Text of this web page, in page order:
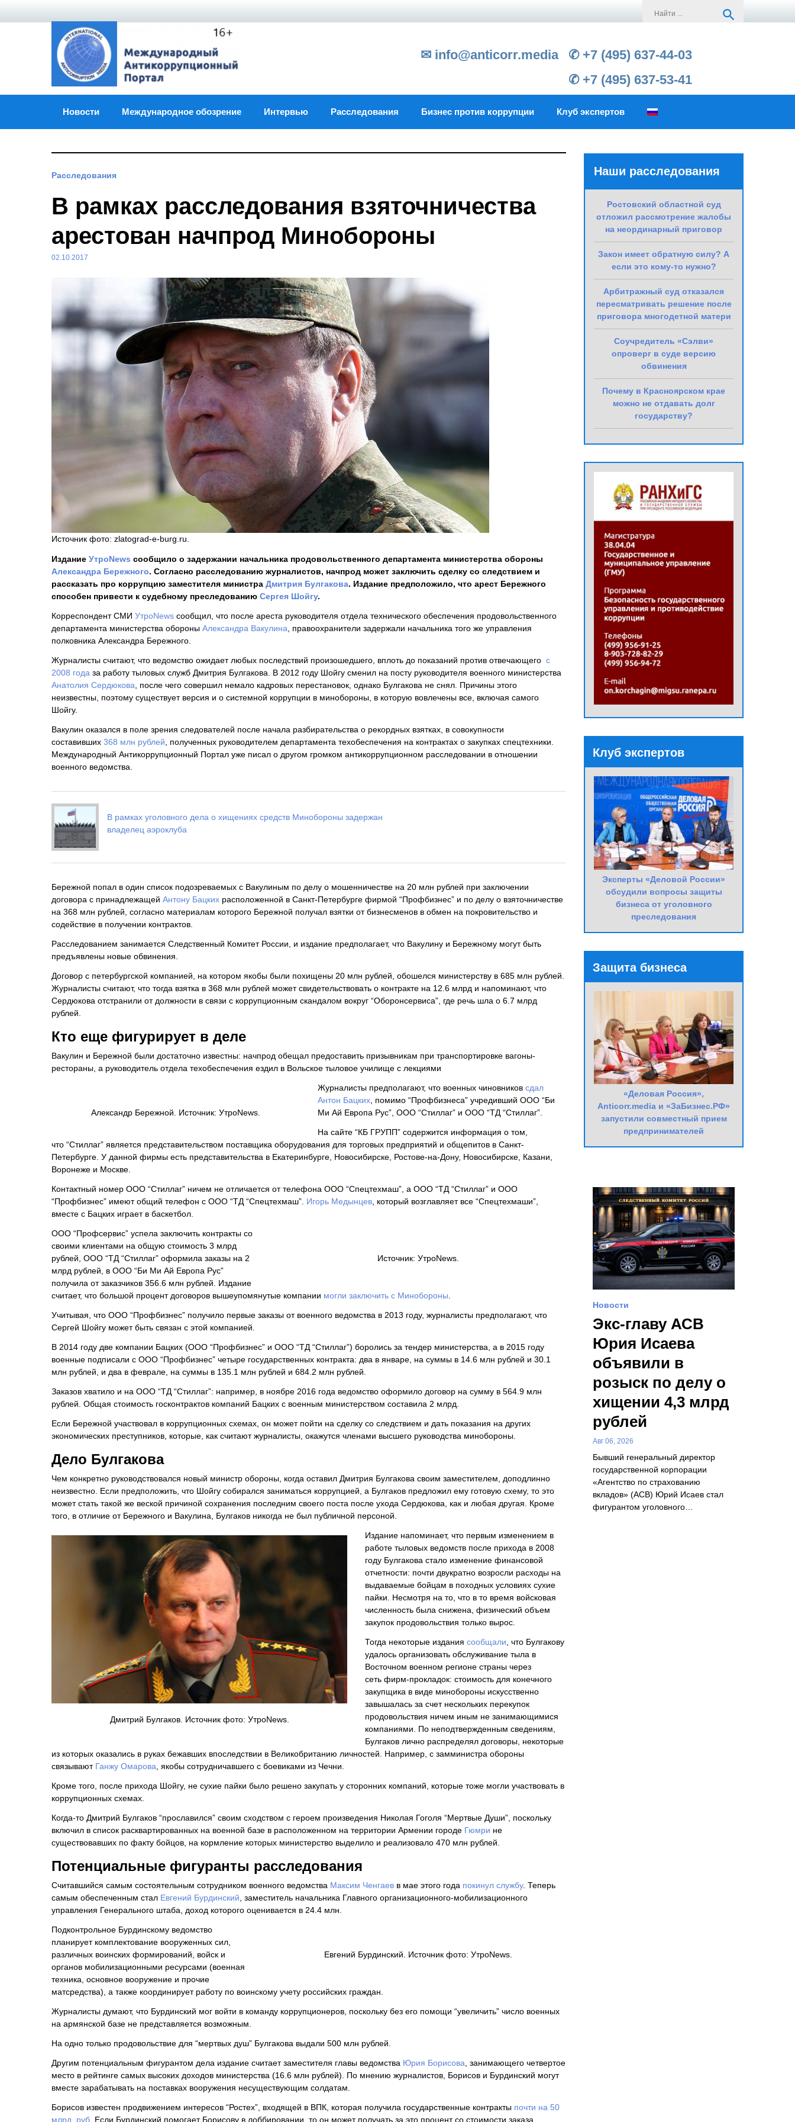
search
✉ info@anticorr.media
✆ +7 (495) 637-44-03
✆ +7 (495) 637-53-41
Новости Международное обозрение Интервью Расследования Бизнес против коррупции Клуб экспертов
Расследования
В рамках расследования взяточничества
арестован начпрод Минобороны
02.10.2017
Источник фото: zlatograd-e-burg.ru.
Издание УтроNews сообщило о задержании начальника продовольственного департамента министерства обороны
Александра Бережного. Согласно расследованию журналистов, начпрод может заключить сделку со следствием и
рассказать про коррупцию заместителя министра Дмитрия Булгакова. Издание предположило, что арест Бережного
способен привести к судебному преследованию Сергея Шойгу.
Корреспондент СМИ УтроNews сообщил, что после ареста руководителя отдела технического обеспечения продовольственного
департамента министерства обороны Александра Вакулина , правоохранители задержали начальника того же управления
полковника Александра Бережного.
Журналисты считают, что ведомство ожидает любых последствий произошедшего, вплоть до показаний против отвечающего с
2008 года за работу тыловых служб Дмитрия Булгакова. В 2012 году Шойгу сменил на посту руководителя военного министерства
Анатолия Сердюкова , после чего совершил немало кадровых перестановок, однако Булгакова не снял. Причины этого
неизвестны, поэтому существует версия и о системной коррупции в минобороны, в которую вовлечены все, включая самого
Шойгу.
Вакулин оказался в поле зрения следователей после начала разбирательства о рекордных взятках, в совокупности
составивших 368 млн рублей , полученных руководителем департамента техобеспечения на контрактах о закупках спецтехники.
Международный Антикоррупционный Портал уже писал о другом громком антикоррупционном расследовании в отношении
военного ведомства.
В рамках уголовного дела о хищениях средств Минобороны задержан
владелец аэроклуба
Бережной попал в один список подозреваемых с Вакулиным по делу о мошенничестве на 20 млн рублей при заключении
договора с принадлежащей Антону Бацких расположенной в Санкт-Петербурге фирмой “Профбизнес” и по делу о взяточничестве
на 368 млн рублей, согласно материалам которого Бережной получал взятки от бизнесменов в обмен на покровительство и
содействие в получении контрактов.
Расследованием занимается Следственный Комитет России, и издание предполагает, что Вакулину и Бережному могут быть
предъявлены новые обвинения.
Договор с петербургской компанией, на котором якобы были похищены 20 млн рублей, обошелся министерству в 685 млн рублей.
Журналисты считают, что тогда взятка в 368 млн рублей может свидетельствовать о контракте на 12.6 млрд и напоминают, что
Сердюкова отстранили от должности в связи с коррупционным скандалом вокруг “Оборонсервиса”, где речь шла о 6.7 млрд
рублей.
Кто еще фигурирует в деле
Вакулин и Бережной были достаточно известны: начпрод обещал предоставить призывникам при транспортировке вагоны-
рестораны, а руководитель отдела техобеспечения ездил в Вольское тыловое училище с лекциями
Александр Бережной. Источник: УтроNews.
Журналисты предполагают, что военных чиновников сдал
Антон Бацких , помимо “Профбизнеса” учредивший ООО “Би
Ми Ай Европа Рус”, ООО “Стиллаг” и ООО “ТД “Стиллаг”.
На сайте “КБ ГРУПП” содержится информация о том,
что “Стиллаг” является представительством поставщика оборудования для торговых предприятий и общепитов в Санкт-
Петербурге. У данной фирмы есть представительства в Екатеринбурге, Новосибирске, Ростове-на-Дону, Новосибирске, Казани,
Воронеже и Москве.
Контактный номер ООО “Стиллаг” ничем не отличается от телефона ООО “Спецтехмаш”, а ООО “ТД “Стиллаг” и ООО
“Профбизнес” имеют общий телефон с ООО “ТД “Спецтехмаш”. Игорь Медынцев , который возглавляет все “Спецтехмаши”,
вместе с Бацких играет в баскетбол.
Источник: УтроNews.
ООО “Профсервис” успела заключить контракты со
своими клиентами на общую стоимость 3 млрд
рублей, ООО “ТД “Стиллаг” оформила заказы на 2
млрд рублей, в ООО “Би Ми Ай Европа Рус”
получила от заказчиков 356.6 млн рублей. Издание
считает, что большой процент договоров вышеупомянутые компании могли заключить с Минобороны
Учитывая, что ООО “Профбизнес” получило первые заказы от военного ведомства в 2013 году, журналисты предполагают, что
Сергей Шойгу может быть связан с этой компанией.
В 2014 году две компании Бацких (ООО “Профбизнес” и ООО “ТД “Стиллаг”) боролись за тендер министерства, а в 2015 году
военные подписали с ООО “Профбизнес” четыре государственных контракта: два в январе, на суммы в 14.6 млн рублей и 30.1
млн рублей, и два в феврале, на суммы в 135.1 млн рублей и 684.2 млн рублей.
Заказов хватило и на ООО “ТД “Стиллаг”: например, в ноябре 2016 года ведомство оформило договор на сумму в 564.9 млн
рублей. Общая стоимость госконтрактов компаний Бацких с военным министерством составила 2 млрд.
Если Бережной участвовал в коррупционных схемах, он может пойти на сделку со следствием и дать показания на других
экономических преступников, которые, как считают журналисты, окажутся членами высшего руководства минобороны.
Дело Булгакова
Чем конкретно руководствовался новый министр обороны, когда оставил Дмитрия Булгакова своим заместителем, доподлинно
неизвестно. Если предположить, что Шойгу собирался заниматься коррупцией, а Булгаков предложил ему готовую схему, то это
может стать такой же веской причиной сохранения последним своего поста после ухода Сердюкова, как и любая другая. Кроме
того, в отличие от Бережного и Вакулина, Булгаков никогда не был публичной персоной.
Дмитрий Булгаков. Источник фото: УтроNews.
Издание напоминает, что первым изменением в
работе тыловых ведомств после прихода в 2008
году Булгакова стало изменение финансовой
отчетности: почти двукратно возросли расходы на
выдаваемые бойцам в походных условиях сухие
пайки. Несмотря на то, что в то время войсковая
численность была снижена, физический объем
закупок продовольствия только вырос.
Тогда некоторые издания сообщали , что Булгакову
удалось организовать обслуживание тыла в
Восточном военном регионе страны через
сеть фирм-прокладок: стоимость для конечного
закупщика в виде минобороны искусственно
завышалась за счет нескольких перекупок
продовольствия ничем иным не занимающимися
компаниями. По неподтвержденным сведениям,
Булгаков лично распределял договоры, некоторые
из которых оказались в руках бежавших впоследствии в Великобританию личностей. Например, с замминистра обороны
связывают Ганжу Омарова , якобы сотрудничавшего с боевиками из Чечни.
Кроме того, после прихода Шойгу, не сухие пайки было решено закупать у сторонних компаний, которые тоже могли участвовать в
коррупционных схемах.
Когда-то Дмитрий Булгаков “прославился” своим сходством с героем произведения Николая Гоголя “Мертвые Души”, поскольку
включил в список расквартированных на военной базе в расположенном на территории Армении городе Гюмри не
существовавших по факту бойцов, на кормление которых министерство выделило и реализовало 470 млн рублей.
Потенциальные фигуранты расследования
Считавшийся самым состоятельным сотрудником военного ведомства Максим Ченгаев в мае этого года покинул службу. Теперь
самым обеспеченным стал Евгений Бурдинский , заместитель начальника Главного организационного-мобилизационного
управления Генерального штаба, доход которого оценивается в 24.4 млн.
Евгений Бурдинский. Источник фото: УтроNews.
Подконтрольное Бурдинскому ведомство
планирует комплектование вооруженных сил,
различных воинских формирований, войск и
органов мобилизационными ресурсами (военная
техника, основное вооружение и прочие
матсредства), а также координирует работу по воинскому учету российских граждан.
Журналисты думают, что Бурдинский мог войти в команду коррупционеров, поскольку без его помощи “увеличить” число военных
на армянской базе не представляется возможным.
На одно только продовольствие для “мертвых душ” Булгакова выдали 500 млн рублей.
Другим потенциальным фигурантом дела издание считает заместителя главы ведомства Юрия Борисова , занимающего четвертое
место в рейтинге самых высоких доходов министерства (16.6 млн рублей). По мнению журналистов, Борисов и Бурдинский могут
вместе зарабатывать на поставках вооружения несуществующим солдатам.
Борисов известен продвижением интересов “Ростех”, входящей в ВПК, которая получила государственные контракты почти на 50
млрд. руб . Если Бурдинский помогает Борисову в лоббировании, то он может получать за это процент со стоимости заказа.
Наши расследования
Ростовский областной суд
отложил рассмотрение жалобы
на неординарный приговор
Закон имеет обратную силу? А
если это кому-то нужно?
Арбитражный суд отказался
пересматривать решение после
приговора многодетной матери
Соучредитель «Сэлви»
опроверг в суде версию
обвинения
Почему в Красноярском крае
можно не отдавать долг
государству?
Клуб экспертов
Эксперты «Деловой России»
обсудили вопросы защиты
бизнеса от уголовного
преследования
Защита бизнеса
«Деловая Россия»,
Anticorr.media и «ЗаБизнес.РФ»
запустили совместный прием
предпринимателей
Новости
Экс-главу АСВ
Юрия Исаева
объявили в
розыск по делу о
хищении 4,3 млрд
рублей
Авг 06, 2026
Бывший генеральный директор
государственной корпорации
«Агентство по страхованию
вкладов» (АСВ) Юрий Исаев стал
фигурантом уголовного…